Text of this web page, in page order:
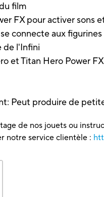
film
FX pour activer sons
connecte aux
de l'Infini
et Titan Hero Power
Peut produire de
de nos jouets ou
notre service clientèle :